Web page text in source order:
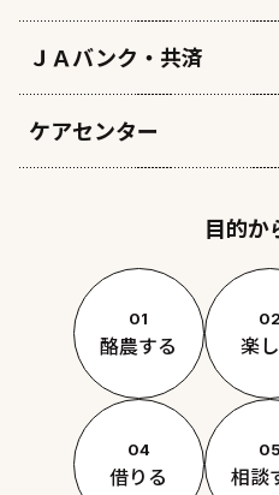
ＪＡバンク・共済
ケアセンター
目的か
01
酪農する
02
楽
04
借りる
05
相談